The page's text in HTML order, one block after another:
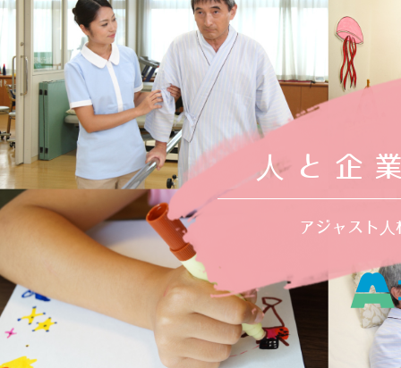
人と企
アジャスト